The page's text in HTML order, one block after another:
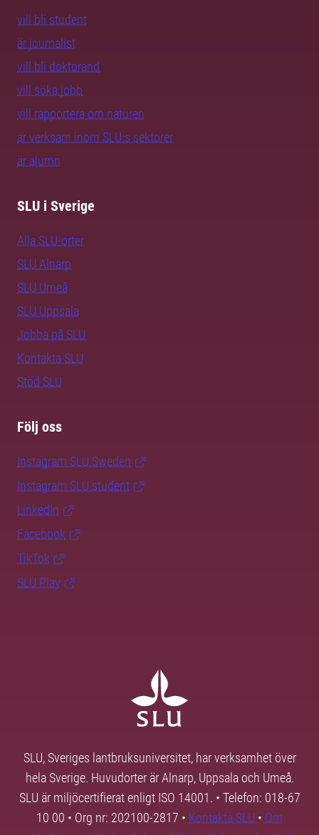
vill bli student
är journalist
vill bli doktorand
vill söka jobb
vill rapportera om naturen
är verksam inom SLU:s sektorer
är alumn
SLU i Sverige
Alla SLU-orter
SLU Alnarp
SLU Umeå
SLU Uppsala
Jobba på SLU
Kontakta SLU
Stöd SLU
Följ oss
Instagram SLU.Sweden
Instagram SLU.student
LinkedIn
Facebook
TikTok
SLU Play
SLU, Sveriges lantbruksuniversitet, har verksamhet över
hela Sverige. Huvudorter är Alnarp, Uppsala och Umeå.
SLU är miljöcertifierat enligt ISO 14001. • Telefon: 018-67
10 00 • Org nr: 202100-2817 • Kontakta SLU • Om